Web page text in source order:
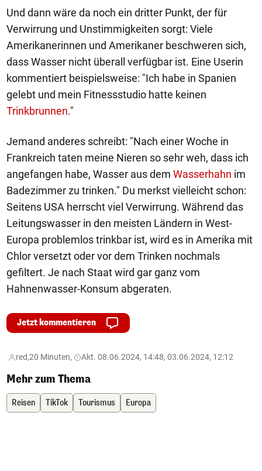
Und dann wäre da noch ein dritter Punkt, der für
Verwirrung und Unstimmigkeiten sorgt: Viele
Amerikanerinnen und Amerikaner beschweren sich,
dass Wasser nicht überall verfügbar ist. Eine Userin
kommentiert beispielsweise: "Ich habe in Spanien
gelebt und mein Fitnessstudio hatte keinen
Trinkbrunnen."
Jemand anderes schreibt: "Nach einer Woche in
Frankreich taten meine Nieren so sehr weh, dass ich
angefangen habe, Wasser aus dem Wasserhahn im
Badezimmer zu trinken." Du merkst vielleicht schon:
Seitens USA herrscht viel Verwirrung. Während das
Leitungswasser in den meisten Ländern in West-
Europa problemlos trinkbar ist, wird es in Amerika mit
Chlor versetzt oder vor dem Trinken nochmals
gefiltert. Je nach Staat wird gar ganz vom
Hahnenwasser-Konsum abgeraten.
Jetzt kommentieren
red,20 Minuten, Akt. 08.06.2024, 14:48, 03.06.2024, 12:12
Mehr zum Thema
Reisen TikTok Tourismus Europa